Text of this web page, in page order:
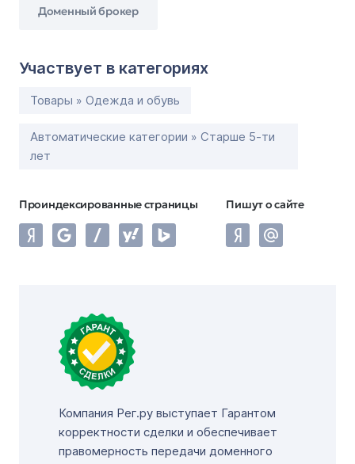
Доменный брокер
Участвует в категориях
Товары » Одежда и обувь
Автоматические категории » Старше 5-ти
лет
Проиндексированные страницы Пишут о сайте
Компания Рег.ру выступает Гарантом
корректности сделки и обеспечивает
правомерность передачи доменного